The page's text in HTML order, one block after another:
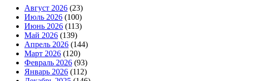
Август 2026 (23)
Июль 2026 (100)
Июнь 2026 (113)
Май 2026 (139)
Апрель 2026 (144)
Март 2026 (120)
Февраль 2026 (93)
Январь 2026 (112)